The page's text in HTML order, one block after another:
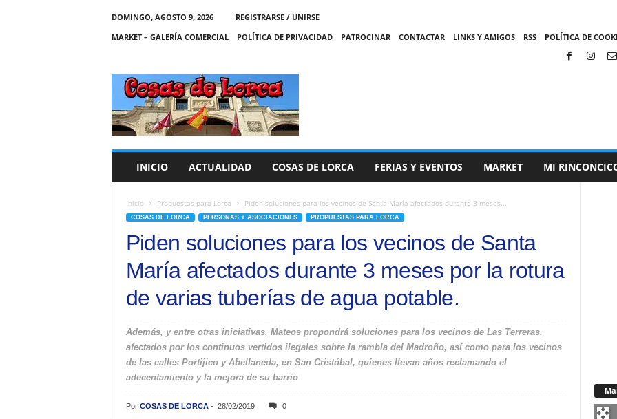
DOMINGO, AGOSTO 9, 2026
REGISTRARSE / UNIRSE
MARKET – GALERÍA COMERCIAL
POLÍTICA DE PRIVACIDAD PATROCINAR CONTACTAR LINKS Y AMIGOS RSS POLÍTICA DE
C
A
S
INICIO ACTUALIDAD COSAS DE LORCA FERIAS Y EVENTOS MARKET MI
Inicio Propuestas para Lorca Piden soluciones para los vecinos de Santa María afectados durante 3 meses...
COSAS DE LORCA PERSONAS Y ASOCIACIONES PROPUESTAS PARA LORCA
Piden soluciones para los vecinos de Santa
María afectados durante 3 meses por la rotura
de varias tuberías de agua potable.
Además, y entre otras iniciativas, Mateos propondrá soluciones para los vecinos de Las Terreras,
afectados por los continuos vertidos ilegales sobre la rambla del Madroño, así como para los vecinos
de las calles Portijico y Abellaneda, en San Cristóbal, quienes llevan años reclamando el
adecentamiento y la mejora de su barrio
Por COSAS DE LORCA- 28/02/2019 0